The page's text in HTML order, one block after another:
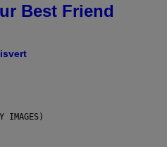
Best Friend
IMAGES)